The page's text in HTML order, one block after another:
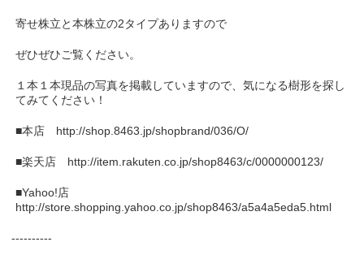
寄せ株立と本株立の2タイプありますので
ぜひぜひご覧ください。
１本１本現品の写真を掲載していますので、気になる樹形を探し
てみてください！
■本店 http://shop.8463.jp/shopbrand/036/O/
■楽天店 http://item.rakuten.co.jp/shop8463/c/0000000123/
■Yahoo!店
http://store.shopping.yahoo.co.jp/shop8463/a5a4a5eda5.html
----------